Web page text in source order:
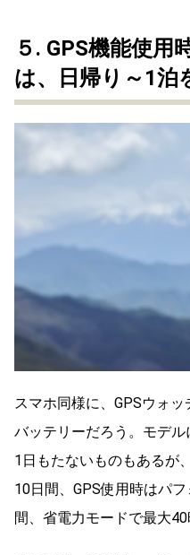
５. GPS機能使用
は、日帰り～1泊
スマホ同様に、GPSウォッ
バッテリーだろう。モデ
1日もたないものもあるが
10日間、GPS使用時はパ
間、省電力モードで最大40